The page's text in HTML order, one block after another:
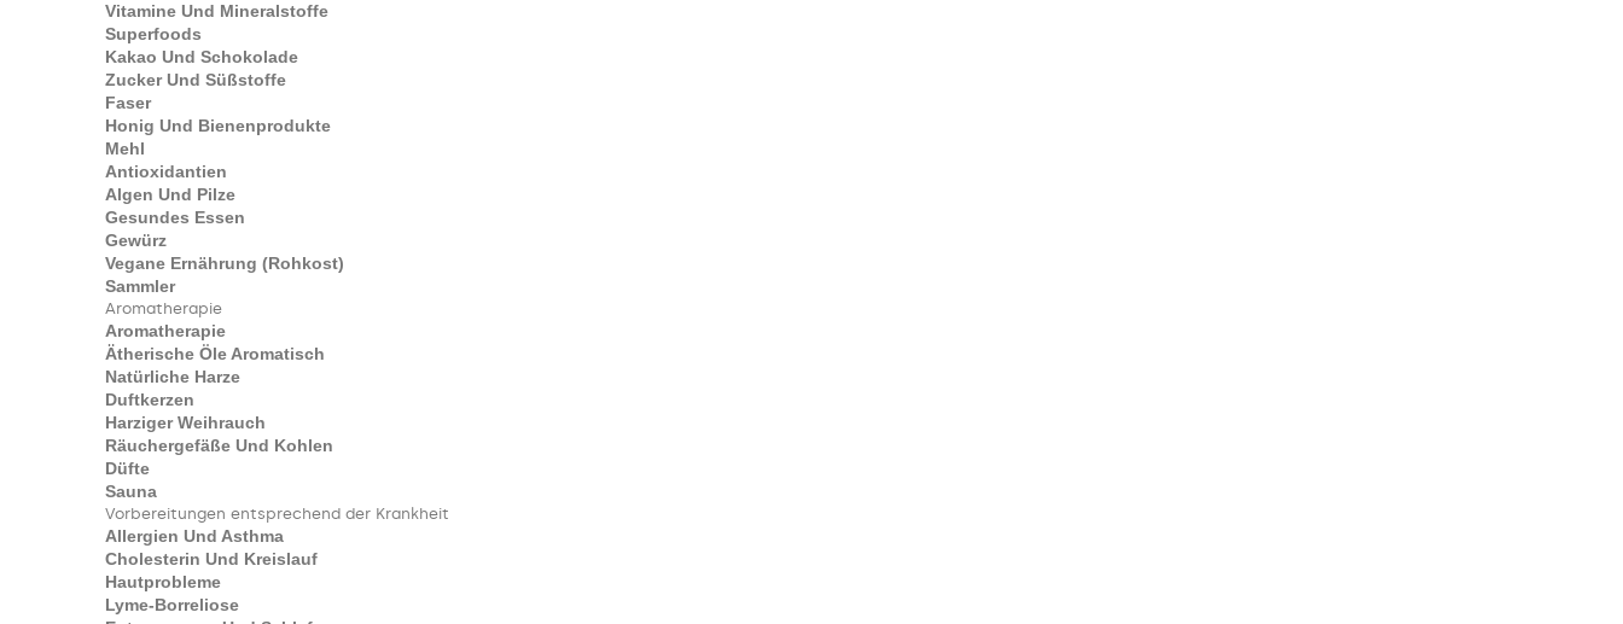
Vitamine Und Mineralstoffe
Superfoods
Kakao Und Schokolade
Zucker Und Süßstoffe
Faser
Honig Und Bienenprodukte
Mehl
Antioxidantien
Algen Und Pilze
Gesundes Essen
Gewürz
Vegane Ernährung (Rohkost)
Sammler
Aromatherapie
Aromatherapie
Ätherische Öle Aromatisch
Natürliche Harze
Duftkerzen
Harziger Weihrauch
Räuchergefäße Und Kohlen
Düfte
Sauna
Vorbereitungen entsprechend der Krankheit
Allergien Und Asthma
Cholesterin Und Kreislauf
Hautprobleme
Lyme-Borreliose